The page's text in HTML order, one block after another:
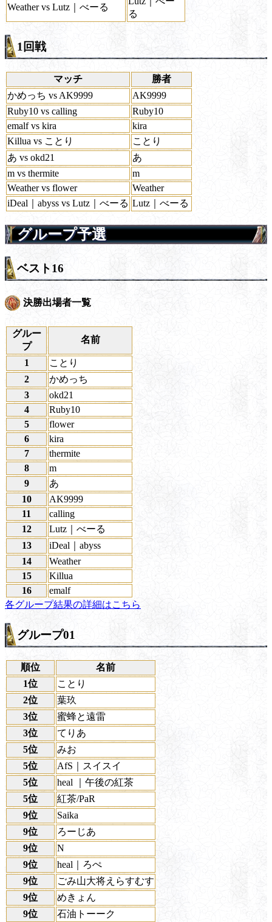
Weather vs Lutz｜べーる
る
1回戦
マッチ
勝者
かめっち vs AK9999
AK9999
Ruby10 vs calling
Ruby10
emalf vs kira
kira
Killua vs ことり
ことり
あ vs okd21
あ
m vs thermite
m
Weather vs flower
Weather
iDeal｜abyss vs Lutz｜べーる Lutz｜べーる
グループ予選
ベスト16
決勝出場者一覧
グルー
プ
名前
1
ことり
2
かめっち
3
okd21
4
Ruby10
5
flower
6
kira
7
thermite
8
m
9
あ
10
AK9999
11
calling
12
Lutz｜べーる
13
iDeal｜abyss
14
Weather
15
Killua
16
emalf
各グループ結果の詳細はこちら
グループ01
順位
名前
1位
ことり
2位
葉玖
3位
蜜蜂と遠雷
3位
てりあ
5位
みお
5位
AfS｜スイスイ
5位
heal ｜午後の紅茶
5位
紅茶/PaR
9位
Saika
9位
ろーじあ
9位
N
9位
heal｜ろぺ
9位
ごみ山大将えらすむす
9位
めきょん
9位
石油トーーク